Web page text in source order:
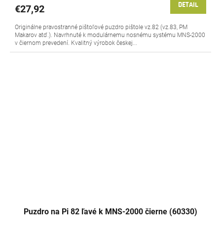
€27,92 DETAIL
Originálne pravostranné pištoľové puzdro pištole vz.82 (vz.83, PM
Makarov atď.). Navrhnuté k modulárnemu nosnému systému MNS-2000
v čiernom prevedení. Kvalitný výrobok českej...
Puzdro na Pi 82 ľavé k MNS-2000 čierne (60330)